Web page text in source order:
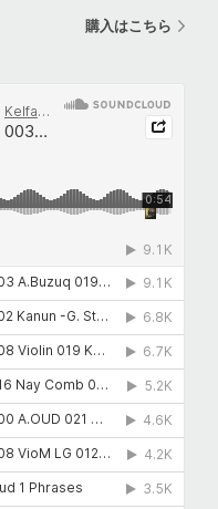
購入はこちら